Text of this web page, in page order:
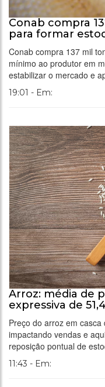
Conab compra
para formar
Conab compra 137 mil
mínimo ao produtor em
estabilizar o mercado e
19:01 - Em:
Arroz: média de
expressiva de
Preço do arroz em
impactando vendas e
reposição pontual de
11:43 - Em: